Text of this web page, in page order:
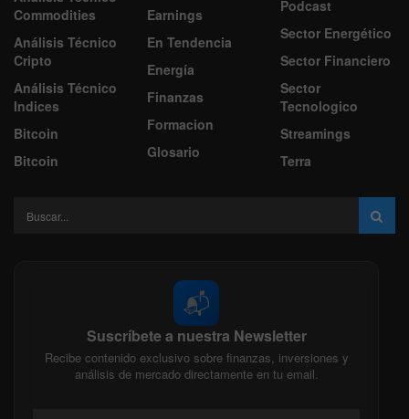
Commodities
Análisis Técnico
Cripto
Análisis Técnico
Indices
Bitcoin
Bitcoin
Earnings
En Tendencia
Energía
Finanzas
Formacion
Glosario
Podcast
Sector Energético
Sector Financiero
Sector
Tecnologico
Streamings
Terra
📬
Suscríbete a nuestra Newsletter
Recibe contenido exclusivo sobre finanzas, inversiones y
análisis de mercado directamente en tu email.